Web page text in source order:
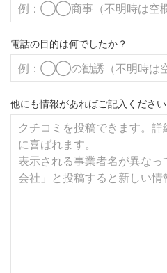
電話の目的は何でしたか？
他にも情報があればご記入ください